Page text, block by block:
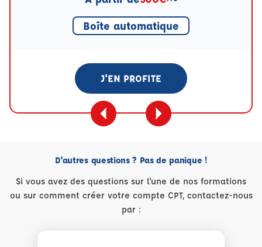
Boîte automatique
J'EN PROFITE
D'autres questions ? Pas de panique !
Si vous avez des questions sur l'une de nos formations
ou sur comment créer votre compte CPT, contactez-nous
par :